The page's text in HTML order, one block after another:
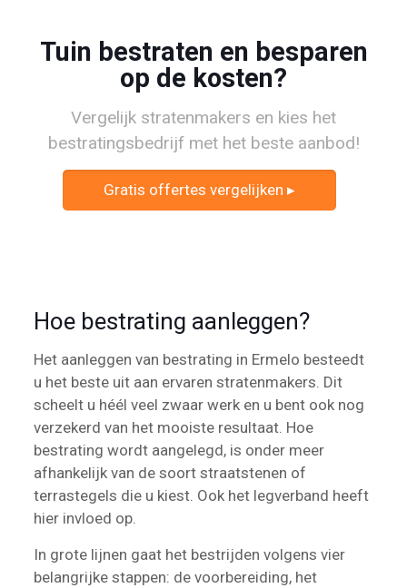
Tuin bestraten en besparen
op de kosten?
Vergelijk stratenmakers en kies het
bestratingsbedrijf met het beste aanbod!
Gratis offertes vergelijken ▸
Hoe bestrating aanleggen?
Het aanleggen van bestrating in Ermelo besteedt
u het beste uit aan ervaren stratenmakers. Dit
scheelt u héél veel zwaar werk en u bent ook nog
verzekerd van het mooiste resultaat. Hoe
bestrating wordt aangelegd, is onder meer
afhankelijk van de soort straatstenen of
terrastegels die u kiest. Ook het legverband heeft
hier invloed op.
In grote lijnen gaat het bestrijden volgens vier
belangrijke stappen: de voorbereiding, het